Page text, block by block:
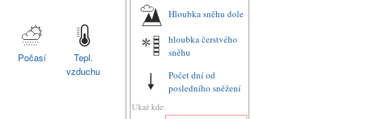
Tepl.
vzduchu
Počasí
Hloubka sněhu dole
hloubka čerstvého
sněhu
Počet dní od
posledního sněžení
Ukaž kde: